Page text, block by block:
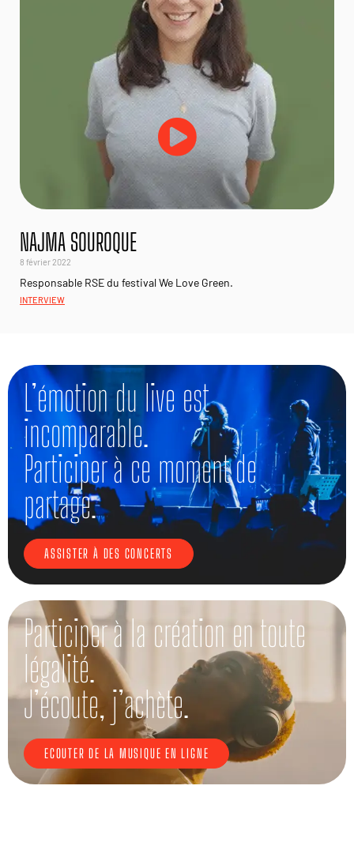
NAJMA SOUROQUE
8 février 2022
Responsable RSE du festival We Love Green.
INTERVIEW
L’émotion du live est
incomparable.
Participer à ce moment de
partage.
ASSISTER À DES CONCERTS
Participer à la création en toute
légalité.
J’écoute, j’achète.
ECOUTER DE LA MUSIQUE EN LIGNE